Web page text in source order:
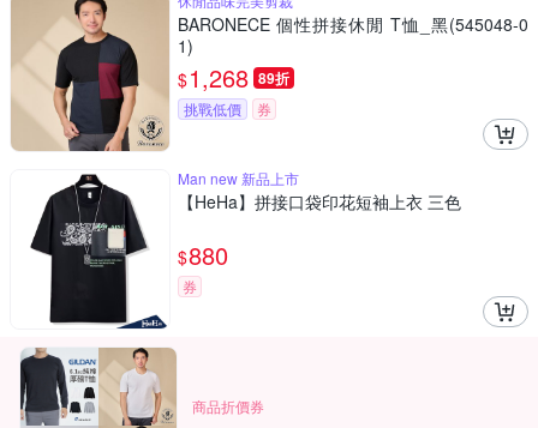
BARONECE 個性拼接休閒 T恤_黑(545048-0
1)
$1,268 89折
挑戰低價 券
Man new 新品上市
【HeHa】拼接口袋印花短袖上衣 三色
$880
券
商品折價券